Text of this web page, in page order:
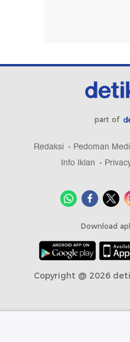
part of
Redaksi Pedoman
Info Iklan
Download
Copyright @ 2026